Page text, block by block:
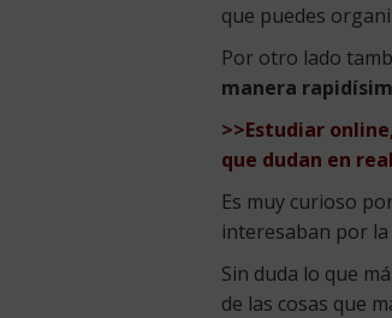
que puedes
Por otro lado
manera
>>Estudiar
que dudan en
Es muy curioso
interesaban por
Sin duda lo que
de las cosas que